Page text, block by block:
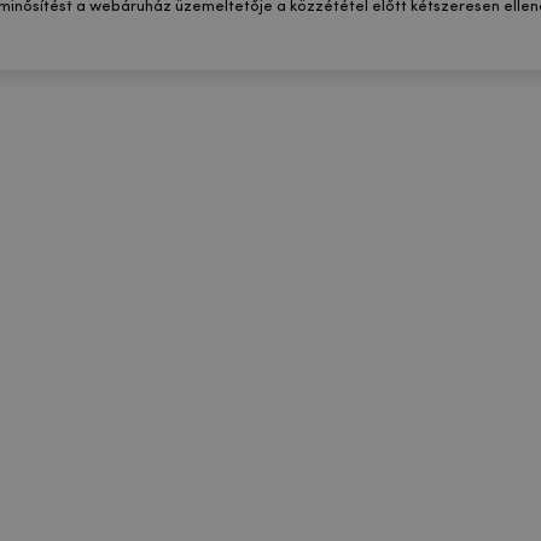
a webáruház üzemeltetője a közzététel előtt kétszeresen